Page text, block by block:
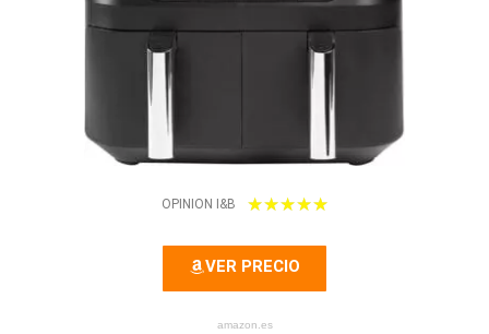
OPINION I&B ★★★★★5
VER PRECIO
amazon.es